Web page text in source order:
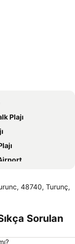
Plajı
48740, Turunç,
Sorulan